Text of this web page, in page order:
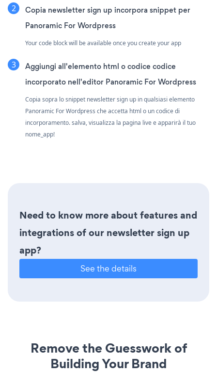
Copia newsletter sign up incorpora snippet per
Panoramic For Wordpress
Your code block will be available once you create your app
Aggiungi all'elemento html o codice codice
incorporato nell'editor Panoramic For Wordpress
Copia sopra lo snippet newsletter sign up in qualsiasi elemento
Panoramic For Wordpress che accetta html o un codice di
incorporamento. salva, visualizza la pagina live e apparirà il tuo
nome_app!
Need to know more about features and
integrations of our newsletter sign up
app?
See the details
Remove the Guesswork of
Building Your Brand